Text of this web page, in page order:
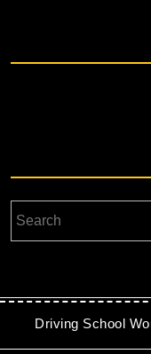
Driving School